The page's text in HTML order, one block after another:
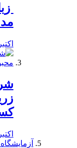
اکتبر 21, 2019
اکتبر 19, 2019